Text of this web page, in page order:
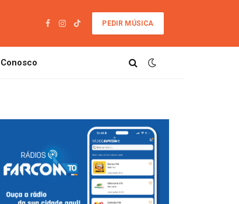
Facebook
Instagram
TikTok
PEDIR MÚSICA